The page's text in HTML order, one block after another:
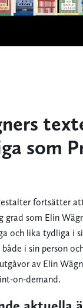
som
fortsätter
grad som Elin
och lika tydliga i
i sin person
av Elin
on-demand.